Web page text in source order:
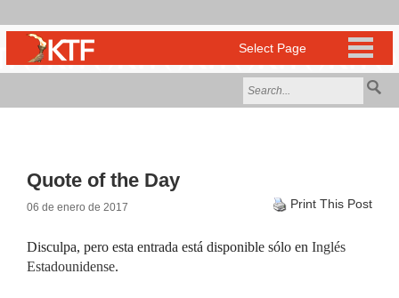
Quote of the Day
06 de enero de 2017 Print This Post
Disculpa, pero esta entrada está disponible sólo en Inglés
Estadounidense.